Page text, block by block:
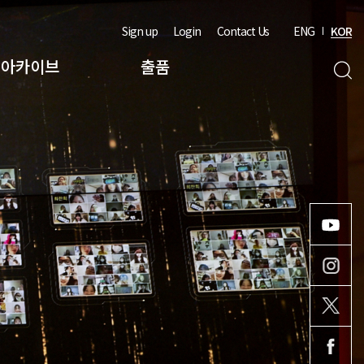
아카이브 출품
Sign up Login Contact Us ENG KOR